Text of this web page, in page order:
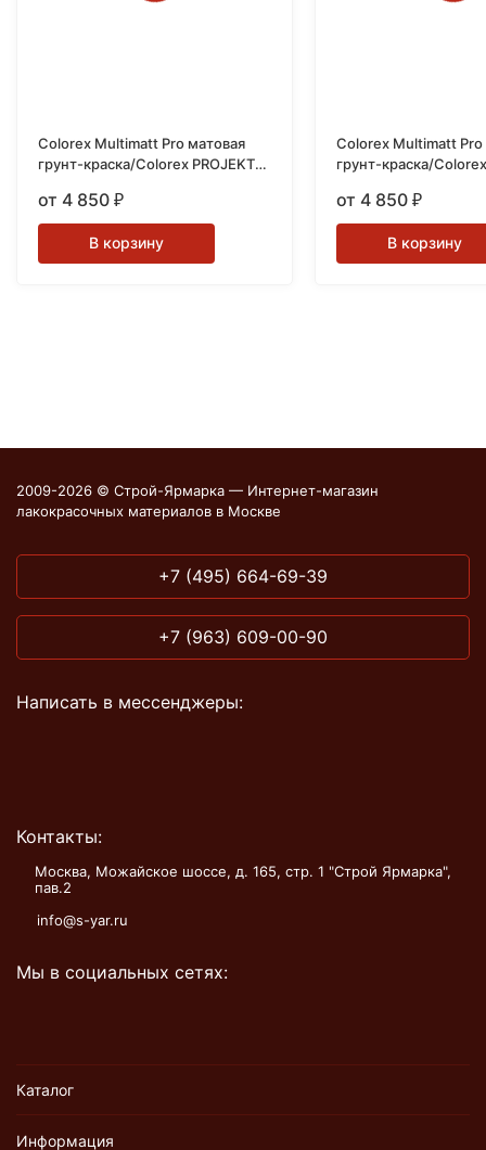
Colorex Multimatt Pro матовая
грунт-краска/Colorex PROJEKT
от 4 850 ₽
В корзину
Colorex Multimatt Pro
грунт-краска/
от 4 850 ₽
В корзину
2009-2026 © Строй-Ярмарка — Интернет-магазин
лакокрасочных материалов в Москве
+7 (495) 664-69-39
+7 (963) 609-00-90
Написать в мессенджеры:
Контакты:
Москва, Можайское шоссе, д. 165, стр. 1 "Строй Ярмарка",
пав.2
info@s-yar.ru
Мы в социальных сетях:
Каталог
Информация